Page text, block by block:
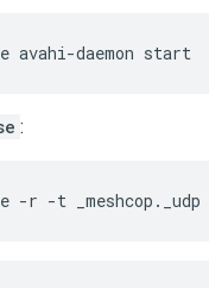
avahi-daemon start
:
-r -t _meshcop._udp